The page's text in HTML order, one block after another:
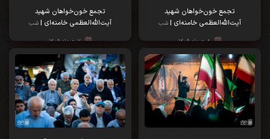
تجمع خون‌خواهان شهید
آیت‌الله‌العظمی خامنه‌ای | شب
۸ خرداد ۱۴۰۵
تجمع خون‌خواهان شهید
آیت‌الله‌العظمی خامنه‌ای | شب
هشتاد و چهارم
۷ خرداد ۱۴۰۵